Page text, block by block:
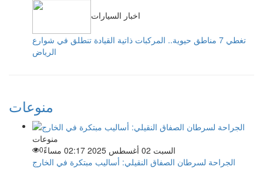
اخبار السيارات
تغطي 7 مناطق حيوية.. المركبات ذاتية القيادة تنطلق في شوارع
الرياض
منوعات
منوعات
السبت 02 أغسطس 2025 02:17 مساءً
0
الجراحة لسرطان الصفاق النقيلي: أساليب مبتكرة في الخارج